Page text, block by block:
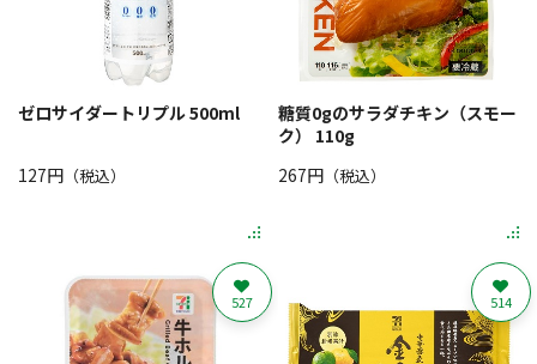
ゼロサイダートリプル 500ml
127円 （税込）
糖質0gのサラダチキン（スモー
ク） 110g
267円（税込）
527 514